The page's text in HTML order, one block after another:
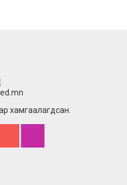
хамтын ажиллагааг
хамгаалагдсан.